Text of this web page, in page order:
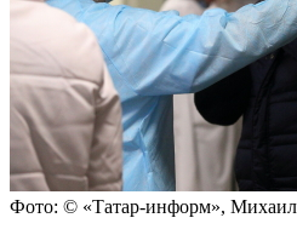
Фото: © «Татар-информ», Михаил